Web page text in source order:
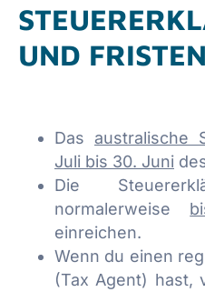
UND FRISTEN
Das australische
Juli bis 30. Juni
Die
normalerweise
einreichen.
Wenn du einen
(Tax Agent) hast,